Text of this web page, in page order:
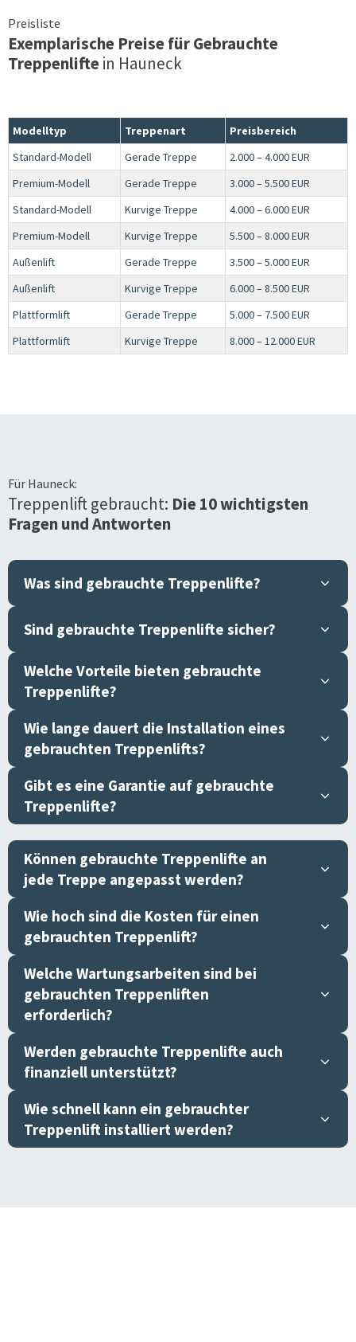
Preisliste
Exemplarische Preise für Gebrauchte
Treppenliftein Hauneck
Modelltyp Treppenart
Preisbereich
Standard-Modell
Gerade Treppe
2.000 – 4.000 EUR
Premium-Modell
Gerade Treppe
3.000 – 5.500 EUR
Standard-Modell
Kurvige Treppe
4.000 – 6.000 EUR
Premium-Modell
Kurvige Treppe
5.500 – 8.000 EUR
Außenlift
Gerade Treppe
3.500 – 5.000 EUR
Außenlift
Kurvige Treppe
6.000 – 8.500 EUR
Plattformlift
Gerade Treppe
5.000 – 7.500 EUR
Plattformlift
Kurvige Treppe 8.000 – 12.000 EUR
Für Hauneck:
Treppenlift gebraucht: Die 10 wichtigsten
Fragen und Antworten
Was sind gebrauchte Treppenlifte?
Sind gebrauchte Treppenlifte sicher?
Welche Vorteile bieten gebrauchte
Treppenlifte?
Wie lange dauert die Installation eines
gebrauchten Treppenlifts?
Gibt es eine Garantie auf gebrauchte
Treppenlifte?
Können gebrauchte Treppenlifte an
jede Treppe angepasst werden?
Wie hoch sind die Kosten für einen
gebrauchten Treppenlift?
Welche Wartungsarbeiten sind bei
gebrauchten Treppenliften
erforderlich?
Werden gebrauchte Treppenlifte auch
finanziell unterstützt?
Wie schnell kann ein gebrauchter
Treppenlift installiert werden?